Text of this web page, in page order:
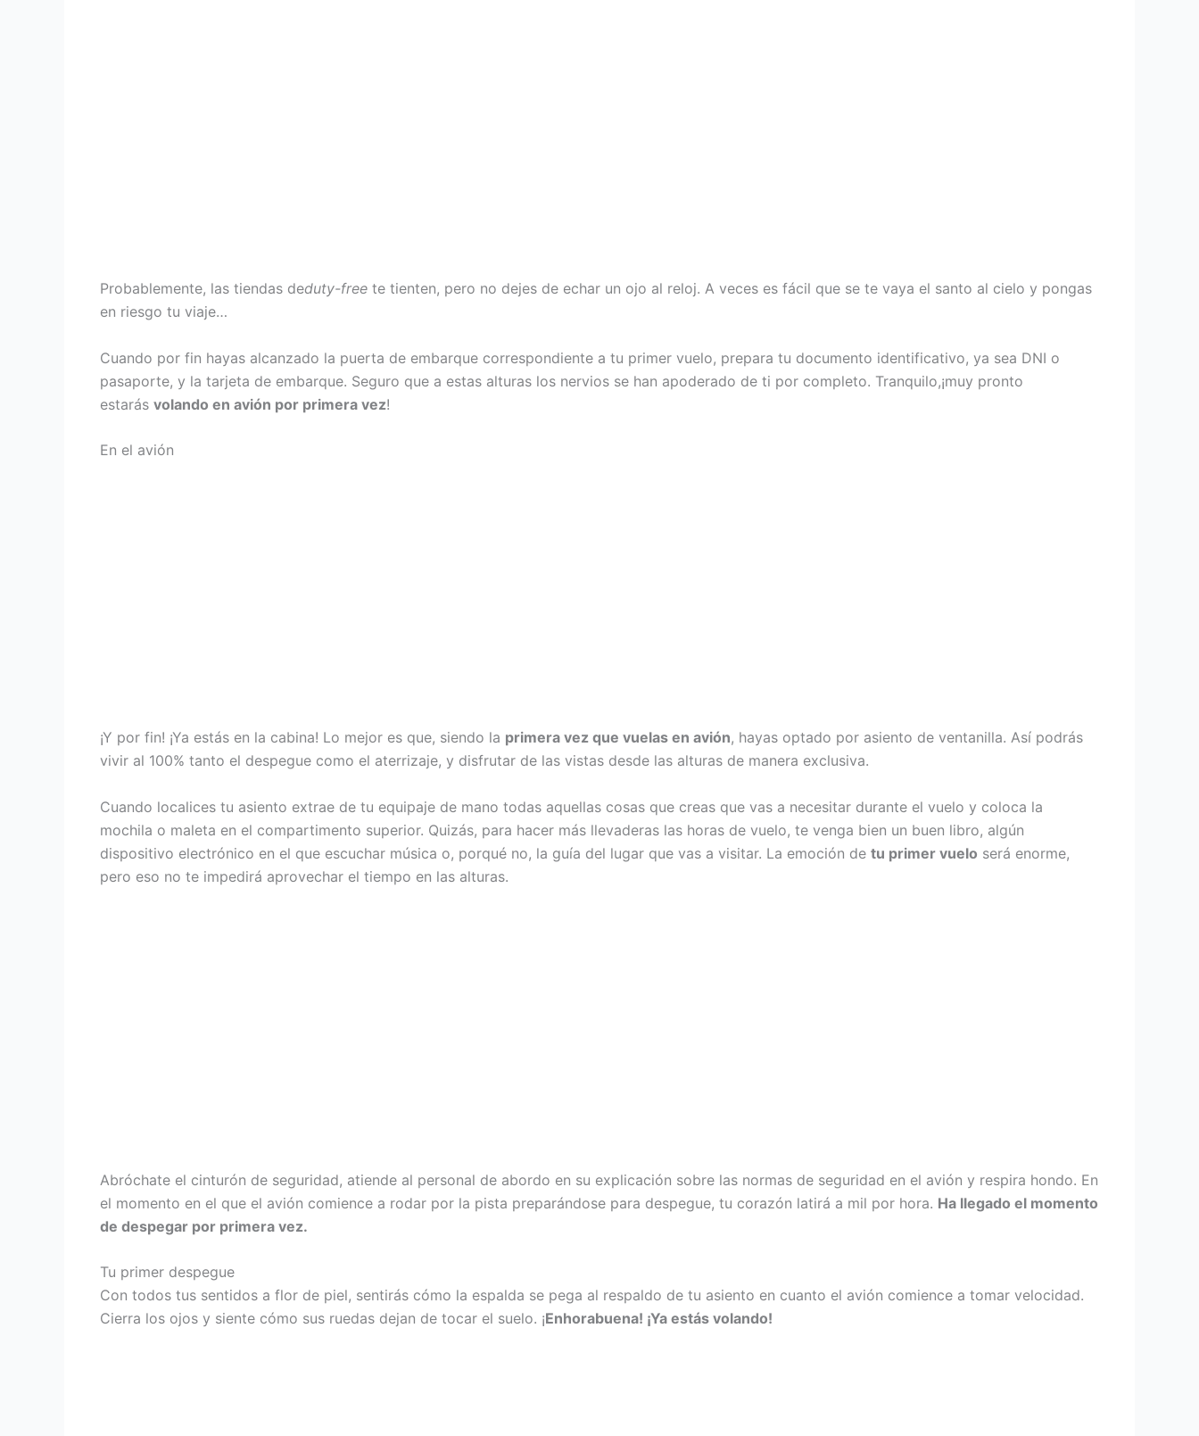
Probablemente, las tiendas deduty-free te tienten, pero no dejes de echar un ojo al reloj. A veces es fácil que se te vaya el santo al cielo y pongas
en riesgo tu viaje…
Cuando por fin hayas alcanzado la puerta de embarque correspondiente a tu primer vuelo, prepara tu documento identificativo, ya sea DNI o
pasaporte, y la tarjeta de embarque. Seguro que a estas alturas los nervios se han apoderado de ti por completo. Tranquilo,¡muy pronto
estarás volando en avión por primera vez!
En el avión
¡Y por fin! ¡Ya estás en la cabina! Lo mejor es que, siendo la primera vez que vuelas en avión, hayas optado por asiento de ventanilla. Así podrás
vivir al 100% tanto el despegue como el aterrizaje, y disfrutar de las vistas desde las alturas de manera exclusiva.
Cuando localices tu asiento extrae de tu equipaje de mano todas aquellas cosas que creas que vas a necesitar durante el vuelo y coloca la
mochila o maleta en el compartimento superior. Quizás, para hacer más llevaderas las horas de vuelo, te venga bien un buen libro, algún
dispositivo electrónico en el que escuchar música o, porqué no, la guía del lugar que vas a visitar. La emoción de tu primer vuelo será enorme,
pero eso no te impedirá aprovechar el tiempo en las alturas.
Abróchate el cinturón de seguridad, atiende al personal de abordo en su explicación sobre las normas de seguridad en el avión y respira hondo. En
el momento en el que el avión comience a rodar por la pista preparándose para despegue, tu corazón latirá a mil por hora. Ha llegado el momento
de despegar por primera vez.
Tu primer despegue
Con todos tus sentidos a flor de piel, sentirás cómo la espalda se pega al respaldo de tu asiento en cuanto el avión comience a tomar velocidad.
Cierra los ojos y siente cómo sus ruedas dejan de tocar el suelo. ¡Enhorabuena! ¡Ya estás volando!